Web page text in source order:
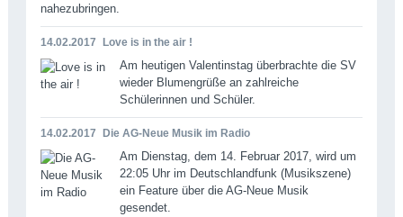
nahezubringen.
14.02.2017 Love is in the air !
Am heutigen Valentinstag überbrachte die SV
wieder Blumengrüße an zahlreiche
Schülerinnen und Schüler.
14.02.2017 Die AG-Neue Musik im Radio
Am Dienstag, dem 14. Februar 2017, wird um
22:05 Uhr im Deutschlandfunk (Musikszene)
ein Feature über die AG-Neue Musik
gesendet.